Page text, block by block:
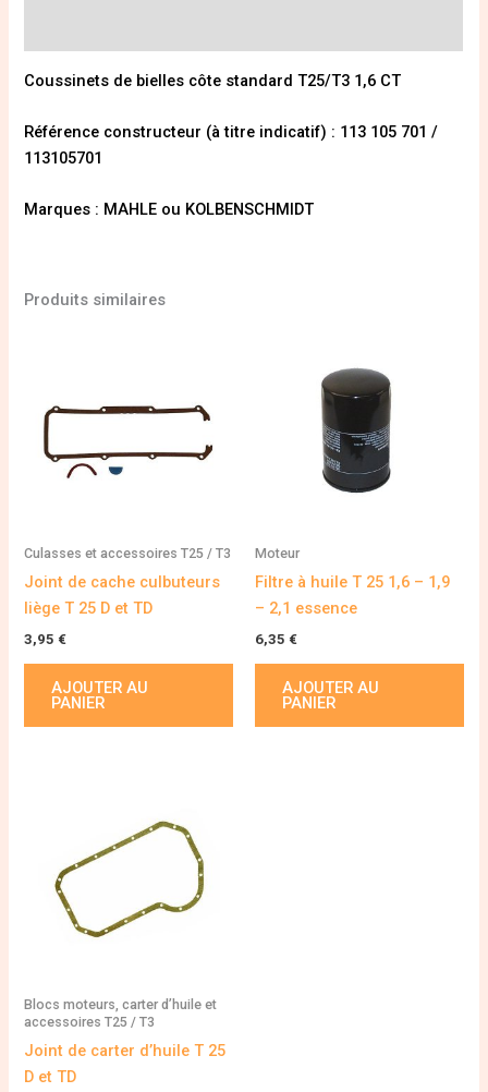
Coussinets de bielles côte standardT25/T3 1,6 CT
Référence constructeur (à titre indicatif) : 113 105 701 /
113105701
Marques : MAHLE ou KOLBENSCHMIDT
Produits similaires
Culasses et accessoires T25 / T3
Joint de cache culbuteurs
liège T 25 D et TD
3,95 €
AJOUTER AU
PANIER
Moteur
Filtre à huile T 25 1,6 – 1,9
– 2,1 essence
6,35 €
AJOUTER AU
PANIER
Blocs moteurs, carter d’huile et
accessoires T25 / T3
Joint de carter d’huile T 25
D et TD